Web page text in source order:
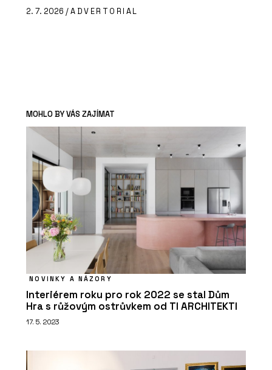
2. 7. 2026 /ADVERTORIAL
MOHLO BY VÁS ZAJÍMAT
NOVINKY A NÁZORY
Interiérem roku pro rok 2022 se stal Dům
Hra s růžovým ostrůvkem od TI ARCHITEKTI
17. 5. 2023